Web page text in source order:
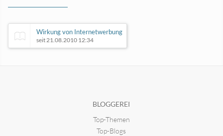
Wirkung von Internetwerbung
seit 21.08.2010 12:34
BLOGGEREI
Top-Themen
Top-Blogs